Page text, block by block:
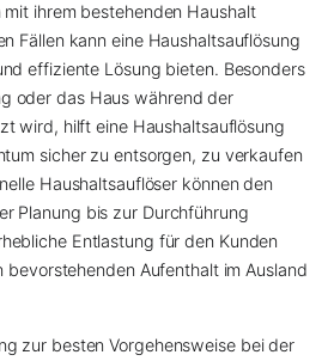
ihrem bestehenden Haushalt
Fällen kann eine Haushaltsauflösung
effiziente Lösung bieten. Besonders
oder das Haus während der
wird, hilft eine Haushaltsauflösung
sicher zu entsorgen, zu verkaufen
Haushaltsauflöser können den
Planung bis zur Durchführung
Entlastung für den Kunden
Aufenthalt im Ausland
zur besten Vorgehensweise bei der